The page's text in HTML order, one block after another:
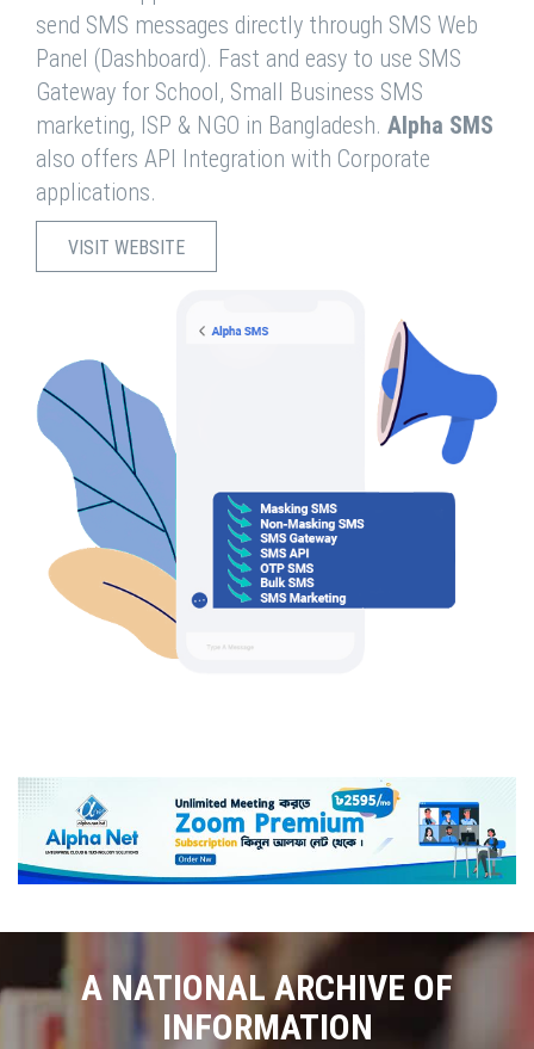
send SMS messages directly through SMS Web
Panel (Dashboard). Fast and easy to use SMS
Gateway for School, Small Business SMS
marketing, ISP & NGO in Bangladesh. Alpha SMS
also offers API Integration with Corporate
applications.
VISIT WEBSITE
A NATIONAL ARCHIVE OF
INFORMATION